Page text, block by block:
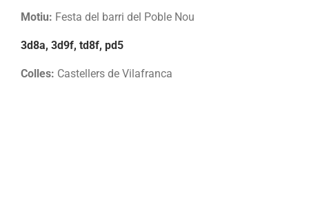
Motiu: Festa del barri del Poble Nou
3d8a, 3d9f, td8f, pd5
Colles: Castellers de Vilafranca